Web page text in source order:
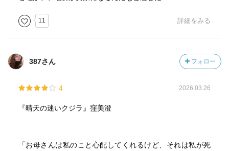
11 詳細をみる
387さん フォロー
4 2026.03.26
『晴天の迷いクジラ』窪美澄
「お母さんは私のこと心配してくれるけど、それは私が死